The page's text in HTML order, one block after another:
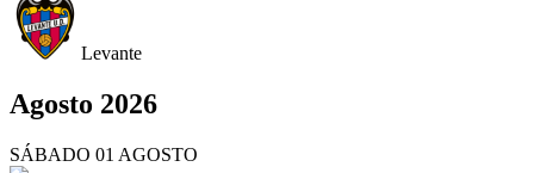
Levante
Agosto 2026
SÁBADO 01 AGOSTO